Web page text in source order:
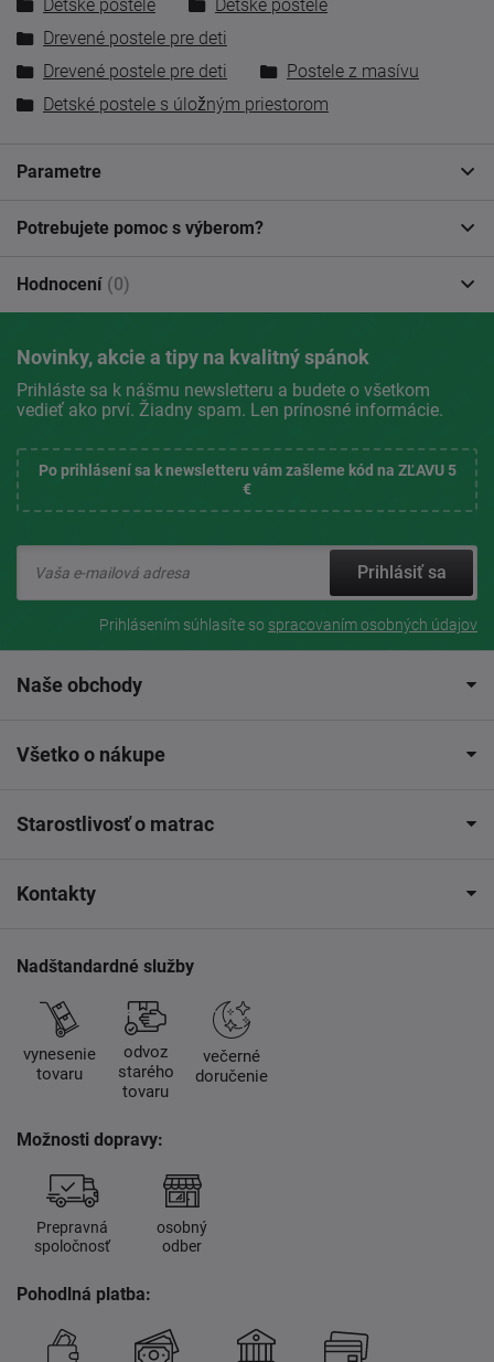
Detské postele
Detské postele
Drevené postele pre deti
Drevené postele pre deti
Postele z masívu
Detské postele s úložným priestorom
Parametre
Potrebujete pomoc s výberom?
Hodnocení (0)
Novinky, akcie a tipy na kvalitný spánok
Prihláste sa k nášmu newsletteru a budete o všetkom
vedieť ako prví. Žiadny spam. Len prínosné informácie.
Po prihlásení sa k newsletteru vám zašleme kód na ZĽAVU 5
€
Prihlásiť sa
Prihlásením súhlasíte so spracovaním osobných údajov
Naše obchody
Všetko o nákupe
Starostlivosť o matrac
Kontakty
Nadštandardné služby
vynesenie
tovaru
odvoz
starého
tovaru
večerné
doručenie
Možnosti dopravy:
Prepravná
spoločnosť
osobný
odber
Pohodlná platba: